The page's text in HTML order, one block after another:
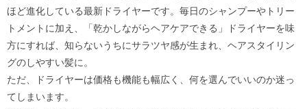
ほど進化している最新ドライヤーです。毎日のシャンプーやトリー
トメントに加え、「乾かしながらヘアケアできる」ドライヤーを味
方にすれば、知らないうちにサラツヤ感が生まれ、ヘアスタイリン
グのしやすい髪に。
ただ、ドライヤーは価格も機能も幅広く、何を選んでいいのか迷っ
てしまいます。